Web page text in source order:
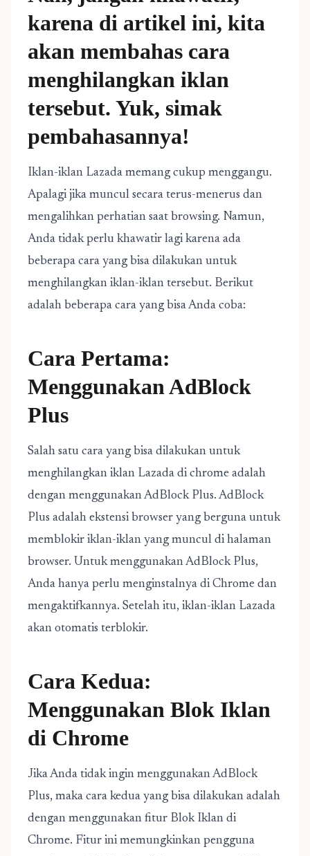
karena di artikel ini, kita
akan membahas cara
menghilangkan iklan
tersebut. Yuk, simak
pembahasannya!
Iklan-iklan Lazada memang cukup menggangu.
Apalagi jika muncul secara terus-menerus dan
mengalihkan perhatian saat browsing. Namun,
Anda tidak perlu khawatir lagi karena ada
beberapa cara yang bisa dilakukan untuk
menghilangkan iklan-iklan tersebut. Berikut
adalah beberapa cara yang bisa Anda coba:
Cara Pertama:
Menggunakan AdBlock
Plus
Salah satu cara yang bisa dilakukan untuk
menghilangkan iklan Lazada di chrome adalah
dengan menggunakan AdBlock Plus. AdBlock
Plus adalah ekstensi browser yang berguna untuk
memblokir iklan-iklan yang muncul di halaman
browser. Untuk menggunakan AdBlock Plus,
Anda hanya perlu menginstalnya di Chrome dan
mengaktifkannya. Setelah itu, iklan-iklan Lazada
akan otomatis terblokir.
Cara Kedua:
Menggunakan Blok Iklan
di Chrome
Jika Anda tidak ingin menggunakan AdBlock
Plus, maka cara kedua yang bisa dilakukan adalah
dengan menggunakan fitur Blok Iklan di
Chrome. Fitur ini memungkinkan pengguna